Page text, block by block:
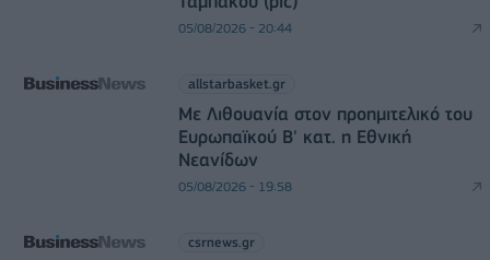
05/08/2026 - 20:44
allstarbasket.gr
Με Λιθουανία στον προημιτελικό του
Ευρωπαϊκού Β' κατ. η Εθνική
Νεανίδων
05/08/2026 - 19:58
csrnews.gr